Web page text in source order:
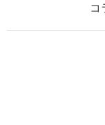
コ